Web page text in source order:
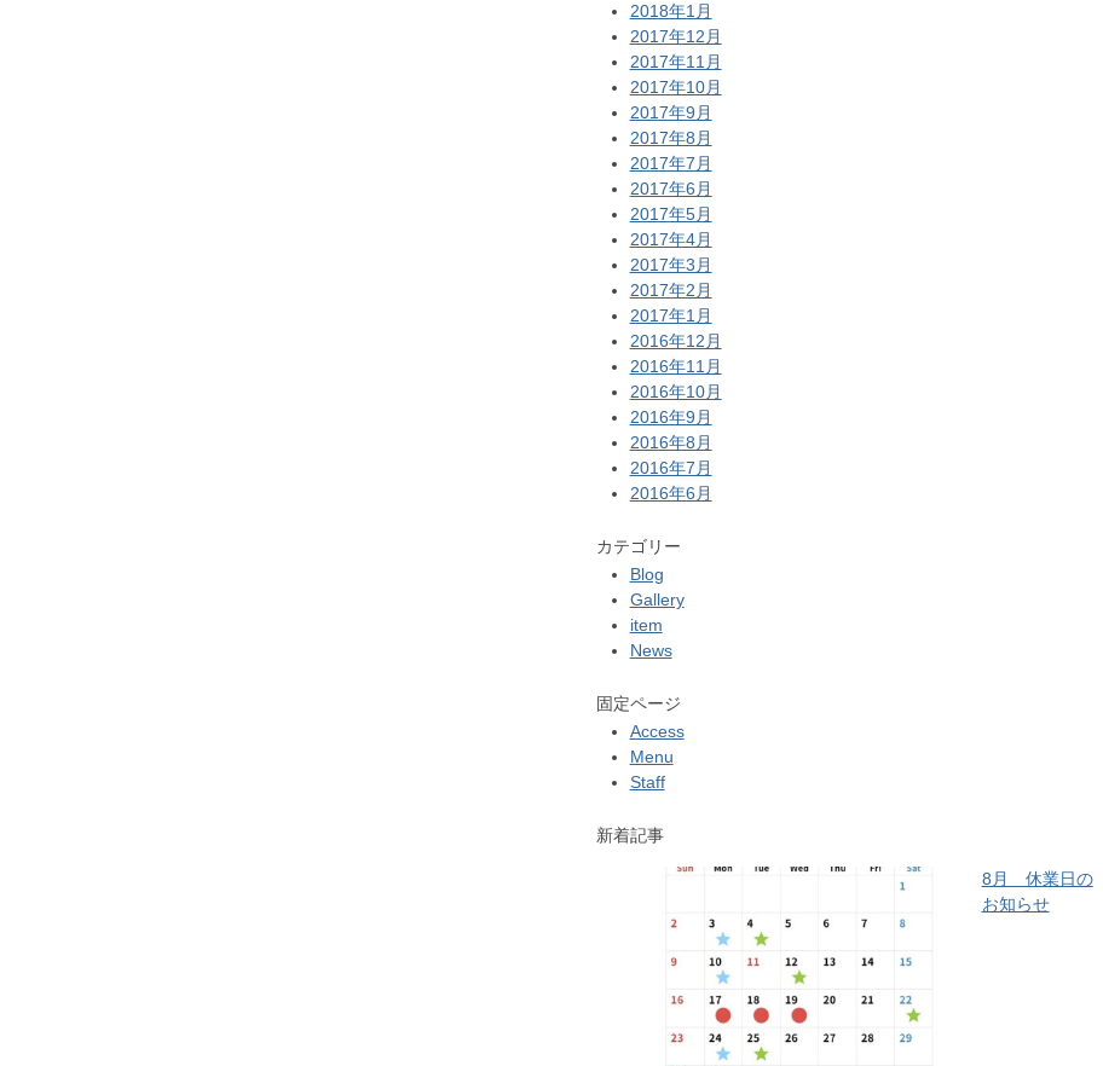
2018年1月
2017年12月
2017年11月
2017年10月
2017年9月
2017年8月
2017年7月
2017年6月
2017年5月
2017年4月
2017年3月
2017年2月
2017年1月
2016年12月
2016年11月
2016年10月
2016年9月
2016年8月
2016年7月
2016年6月
カテゴリー
Blog
Gallery
item
News
固定ページ
Access
Menu
Staff
新着記事
8月 休業日の
お知らせ